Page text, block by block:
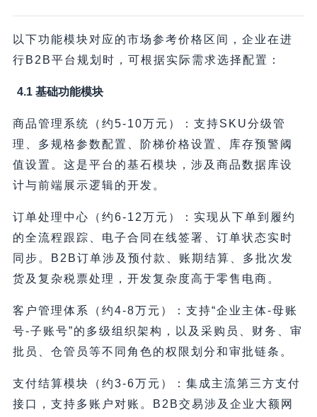
以下功能模块对应的市场参考价格区间，企业在进
行B2B平台规划时，可根据实际需求选择配置：
4.1 基础功能模块
商品管理系统（约5-10万元）：支持SKU分级管
理、多规格参数配置、阶梯价格设置、库存预警阈
值设置。这是平台的基石模块，涉及商品数据库设
计与前端展示逻辑的开发。
订单处理中心（约6-12万元）：实现从下单到履约
的全流程跟踪、电子合同在线签署、订单状态实时
同步。B2B订单涉及预付款、账期结算、多批次发
货及复杂税票处理，开发复杂度高于零售电商。
客户管理体系（约4-8万元）：支持“企业主体-母账
号-子账号”的多级组织架构，以及采购员、财务、审
批员、仓管员等不同角色的权限划分和审批链条。
支付结算模块（约3-6万元）：集成主流第三方支付
接口，支持多账户对账。B2B交易涉及企业大额网